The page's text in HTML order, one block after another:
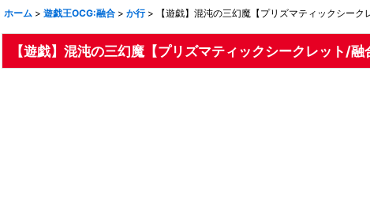
ホーム > 遊戯王OCG:融合 > か行 > 【遊戯】混沌の三幻魔【プリズマティックシー
【遊戯】混沌の三幻魔【プリズマティックシークレット/